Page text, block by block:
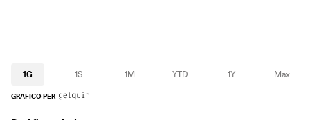
1G 1S 1M YTD 1Y Max
GRAFICO PER